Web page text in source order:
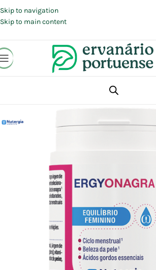
Skip to navigation
Skip to main content
Suplementos alimentares